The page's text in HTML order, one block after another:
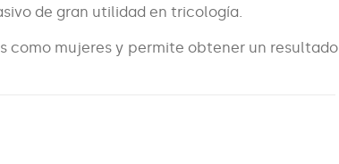
de gran utilidad en tricología.
como mujeres y permite obtener un resultado